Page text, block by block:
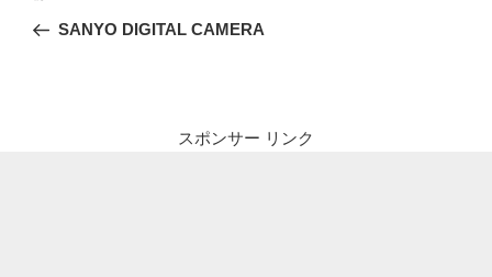
ナ
の
SANYO DIGITAL CAMERA
スポンサー リンク